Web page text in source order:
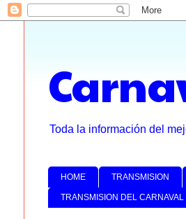
Toda la información del
HOME TRANSMISION
TRANSMISION DEL